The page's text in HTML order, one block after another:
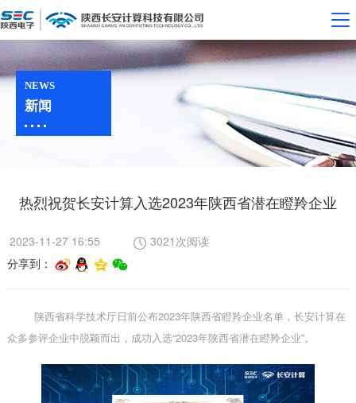
NEWS
新闻
热烈祝贺长安计算入选2023年陕西省潜在瞪羚企业
2023-11-27 16:55
3021次阅读
分享到：
陕西省科学技术厅日前公布2023年陕西省瞪羚企业名单，长安计算在
众多参评企业中脱颖而出，成功入选“2023年陕西省潜在瞪羚企业”。